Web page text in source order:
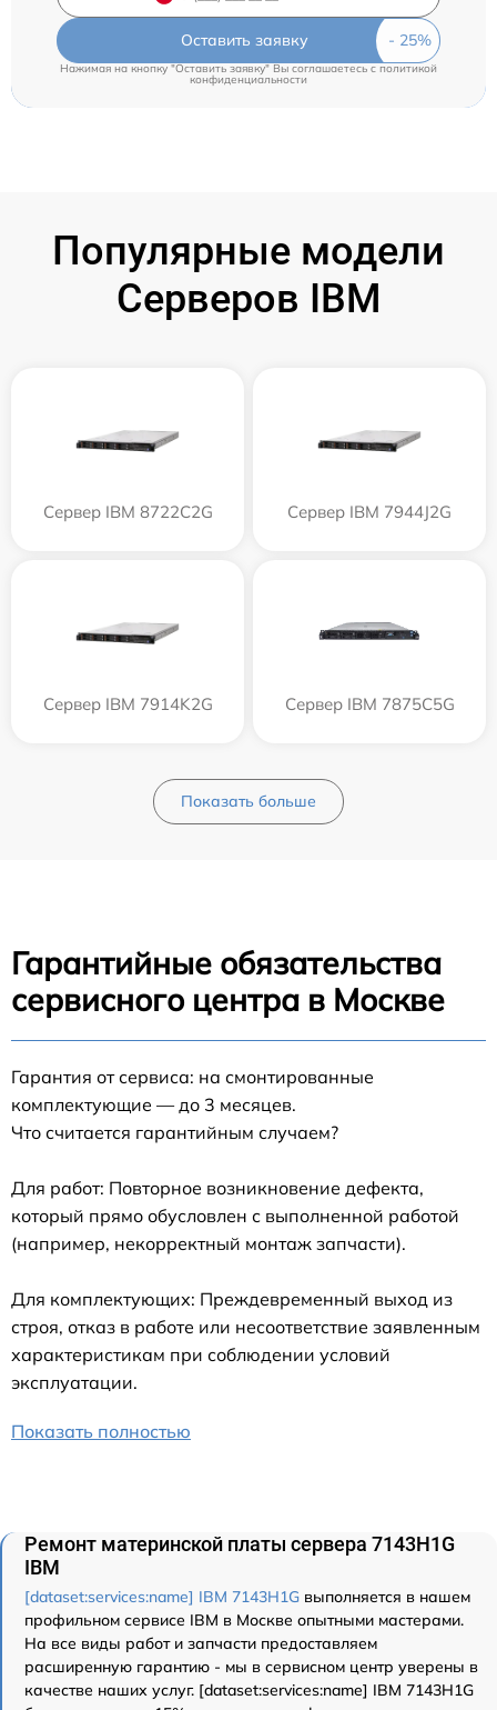
Оставить заявку
Нажимая на кнопку "Оставить заявку" Вы соглашаетесь c политикой
конфиденциальности
Популярные модели
Серверов IBM
Сервер IBM 8722C2G Сервер IBM 7944J2G
Сервер IBM 7914K2G Сервер IBM 7875C5G
Показать больше
Гарантийные обязательства
сервисного центра в Москве
Гарантия от сервиса: на смонтированные
комплектующие — до 3 месяцев.
Что считается гарантийным случаем?
Для работ: Повторное возникновение дефекта,
который прямо обусловлен с выполненной работой
(например, некорректный монтаж запчасти).
Для комплектующих: Преждевременный выход из
строя, отказ в работе или несоответствие заявленным
характеристикам при соблюдении условий
эксплуатации.
Показать полностью
Ремонт материнской платы сервера 7143H1G
IBM
[dataset:services:name] IBM 7143H1G выполняется в нашем
профильном сервисе IBM в Москве опытными мастерами.
На все виды работ и запчасти предоставляем
расширенную гарантию - мы в сервисном центр уверены в
качестве наших услуг. [dataset:services:name] IBM 7143H1G